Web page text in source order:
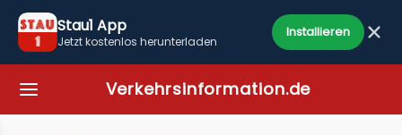
Stau1 App
Jetzt kostenlos herunterladen
Installieren
Verkehrsinformation.de